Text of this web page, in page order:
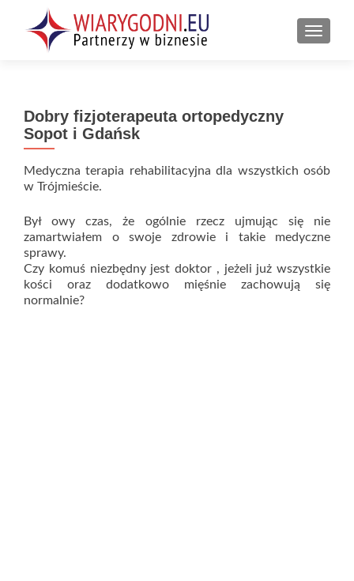
Dobry fizjoterapeuta ortopedyczny
Sopot i Gdańsk
Medyczna terapia rehabilitacyjna dla wszystkich osób
w Trójmieście.
Był owy czas, że ogólnie rzecz ujmując się nie
zamartwiałem o swoje zdrowie i takie medyczne
sprawy.
Czy komuś niezbędny jest doktor , jeżeli już wszystkie
kości oraz dodatkowo mięśnie zachowują się
normalnie?